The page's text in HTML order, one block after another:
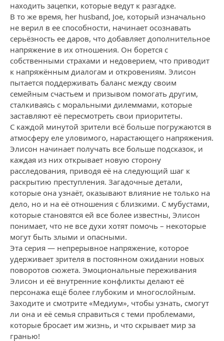
находить зацепки, которые ведут к разгадке.
В то же время, her husband, Joe, который изначально
не верил в ее способности, начинает осознавать
серьёзность ее даров, что добавляет дополнительное
напряжение в их отношения. Он борется с
собственными страхами и недоверием, что приводит
к напряжённым диалогам и откровениям. Элисон
пытается поддерживать баланс между своим
семейным счастьем и призывом помогать другим,
сталкиваясь с моральными дилеммами, которые
заставляют её пересмотреть свои приоритеты.
С каждой минутой зрители всё больше погружаются в
атмосферу еле уловимого, нарастающего напряжения.
Элисон начинает получать все больше подсказок, и
каждая из них открывает новую сторону
расследования, приводя её на следующий шаг к
раскрытию преступления. Загадочные детали,
которые она узнаёт, оказывают влияние не только на
дело, но и на её отношения с близкими. С мубустами,
которые становятся ей все более известны, Элисон
понимает, что не все духи хотят помочь – некоторые
могут быть злыми и опасными.
Эта серия — непрерывное напряжение, которое
удерживает зрителя в постоянном ожидании новых
поворотов сюжета. Эмоциональные переживания
Элисон и её внутренние конфликты делают её
персонажа ещё более глубоким и многослойным.
Заходите и смотрите «Медиум», чтобы узнать, смогут
ли она и её семья справиться с теми проблемами,
которые бросает им жизнь, и что скрывает мир за
гранью!